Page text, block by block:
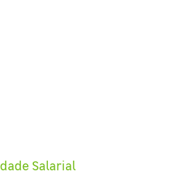
Salarial